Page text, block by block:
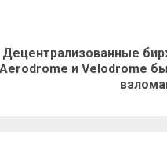
Децентрализованные
Aerodrome и Velodrome